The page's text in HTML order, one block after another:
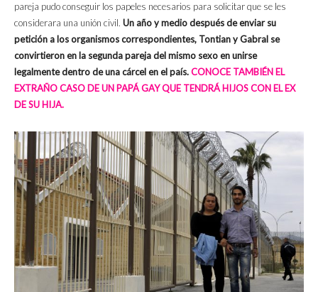
pareja pudo conseguir los papeles necesarios para solicitar que se les
considerara una unión civil. Un año y medio después de enviar su
petición a los organismos correspondientes, Tontian y Gabral se
convirtieron en la segunda pareja del mismo sexo en unirse
legalmente dentro de una cárcel en el país.CONOCE TAMBIÉN EL
EXTRAÑO CASO DE UN PAPÁ GAY QUE TENDRÁ HIJOS CON EL EX
DE SU HIJA.